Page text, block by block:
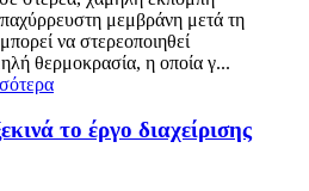
μεμβράνη μετά τη
να στερεοποιηθεί
θερμοκρασία, η οποία γ...
το έργο διαχείρισης